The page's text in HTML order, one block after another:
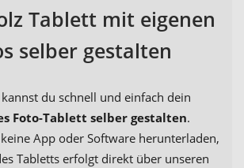
Tablett mit eigenen
selber gestalten
du schnell und einfach dein
Foto-Tablett selber gestalten.
App oder Software herunterladen,
Tabletts erfolgt direkt über unseren